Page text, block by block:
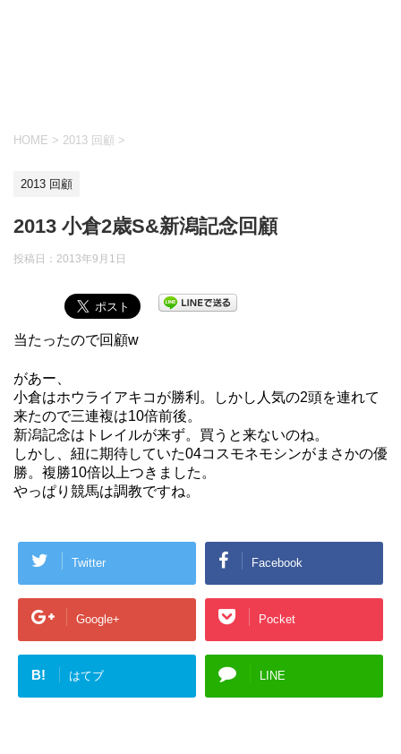
HOME > 2013 回顧 >
2013 回顧
2013 小倉2歳S&新潟記念回顧
投稿日： 2013年9月1日
当たったので回顧w
があー、
小倉はホウライアキコが勝利。しかし人気の2頭を連れて
来たので三連複は10倍前後。
新潟記念はトレイルが来ず。買うと来ないのね。
しかし、紐に期待していた04コスモネモシンがまさかの優
勝。複勝10倍以上つきました。
やっぱり競馬は調教ですね。
Twitter Facebook
Google+ Pocket
B! はてブ LINE